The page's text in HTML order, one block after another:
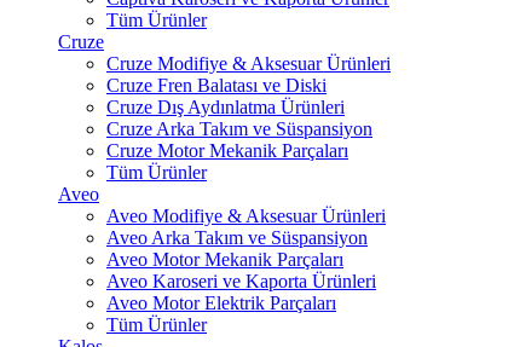
Tüm Ürünler
Cruze
Cruze Modifiye & Aksesuar Ürünleri
Cruze Fren Balatası ve Diski
Cruze Dış Aydınlatma Ürünleri
Cruze Arka Takım ve Süspansiyon
Cruze Motor Mekanik Parçaları
Tüm Ürünler
Aveo
Aveo Modifiye & Aksesuar Ürünleri
Aveo Arka Takım ve Süspansiyon
Aveo Motor Mekanik Parçaları
Aveo Karoseri ve Kaporta Ürünleri
Aveo Motor Elektrik Parçaları
Tüm Ürünler